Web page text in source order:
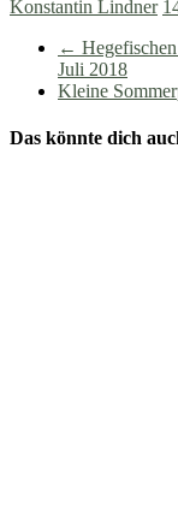
Konstantin Lindner
←
Juli 2018
Kleine
Das könnte dich